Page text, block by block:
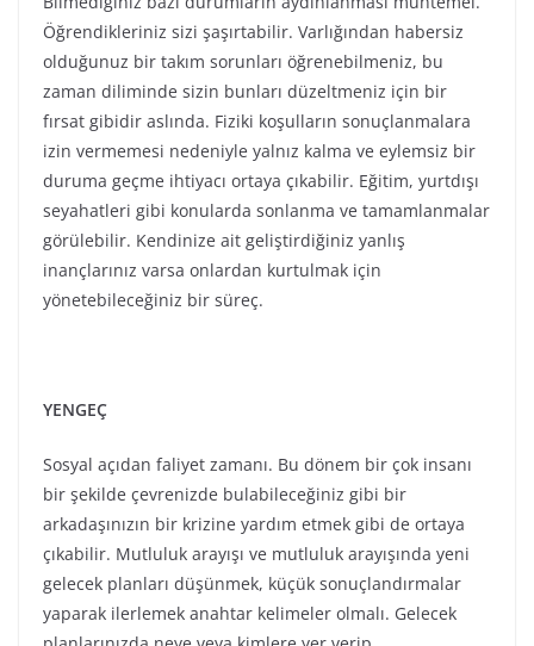
Sosyal açıdan faliyet zamanı. Bu dönem bir çok insanı
bir şekilde çevrenizde bulabileceğiniz gibi bir
arkadaşınızın bir krizine yardım etmek gibi de ortaya
çıkabilir. Mutluluk arayışı ve mutluluk arayışında yeni
gelecek planları düşünmek, küçük sonuçlandırmalar
yaparak ilerlemek anahtar kelimeler olmalı. Gelecek
planlarınızda neye veya kimlere yer verip
vermeyeceğiniz konusunda aydınlanmalar
yaşayabilirsiniz. Romantik bir durumun başlangıcı da
söz konusu olabilir veya devam eden ilişkinizde hiç
yönetebileceğiniz bir süreç.
ASLAN
Sosyal durum değişikliği. Yaşamınızda bir takım
değişimler olabilir ve bu değişimler herkes tarafından
bilinir olacak, bu durum sizi siz istemeseniz bile ilgi